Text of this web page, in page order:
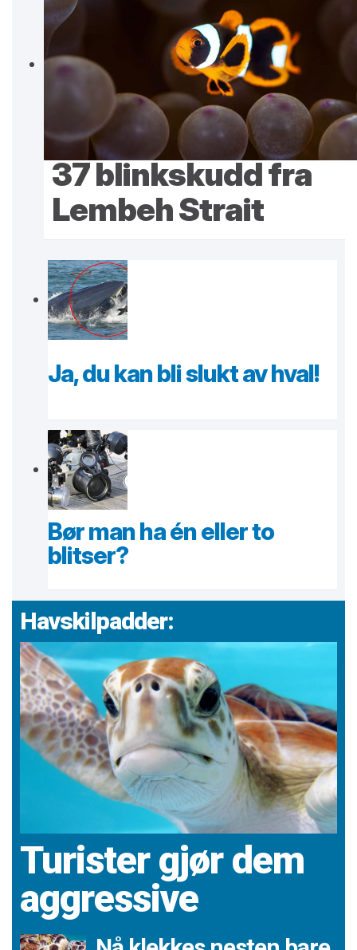
37 blinkskudd fra
Lembeh Strait
Ja, du kan bli slukt av hval!
Bør man ha én eller to
blitser?
Havskilpadder:
Turister gjør dem
aggressive